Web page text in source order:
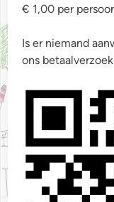
€ 1,00 per
Is er niemand
ons